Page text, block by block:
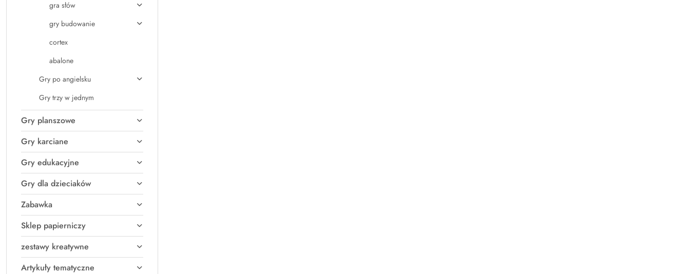
gra słów
gry budowanie
cortex
abalone
Gry po angielsku
Gry trzy w jednym
Gry planszowe
Gry karciane
Gry edukacyjne
Gry dla dzieciaków
Zabawka
Sklep papierniczy
zestawy kreatywne
Artykuły tematyczne